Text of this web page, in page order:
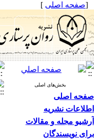
[صفحه اصلی ]
بخش‌های اصلی
صفحه اصلی
اطلاعات نشریه
آرشیو مجله و مقالات
برای نویسندگان